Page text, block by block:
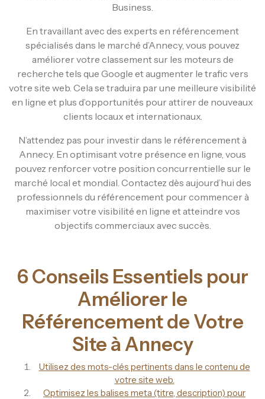
Business.
En travaillant avec des experts en référencement
spécialisés dans le marché d’Annecy, vous pouvez
améliorer votre classement sur les moteurs de
recherche tels que Google et augmenter le trafic vers
votre site web. Cela se traduira par une meilleure visibilité
en ligne et plus d’opportunités pour attirer de nouveaux
clients locaux et internationaux.
N’attendez pas pour investir dans le référencement à
Annecy. En optimisant votre présence en ligne, vous
pouvez renforcer votre position concurrentielle sur le
marché local et mondial. Contactez dès aujourd’hui des
professionnels du référencement pour commencer à
maximiser votre visibilité en ligne et atteindre vos
objectifs commerciaux avec succès.
6 Conseils Essentiels pour
Améliorer le
Référencement de Votre
Site à Annecy
Utilisez des mots-clés pertinents dans le contenu de
votre site web.
Optimisez les balises meta (titre, description) pour